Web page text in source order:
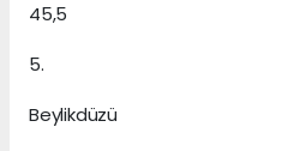
45,5
5.
Beylikdüzü